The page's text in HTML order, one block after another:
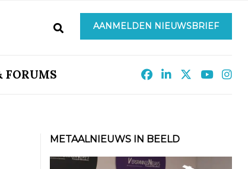
AANMELDEN NIEUWSBRIEF
FORUMS
METAALNIEUWS IN BEELD